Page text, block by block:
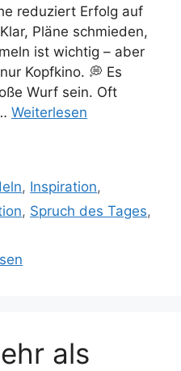
reduziert Erfolg auf
Pläne schmieden,
ist wichtig – aber
Kopfkino. 💭 Es
Wurf sein. Oft
Weiterlesen
, Inspiration,
, Spruch des Tages,
als